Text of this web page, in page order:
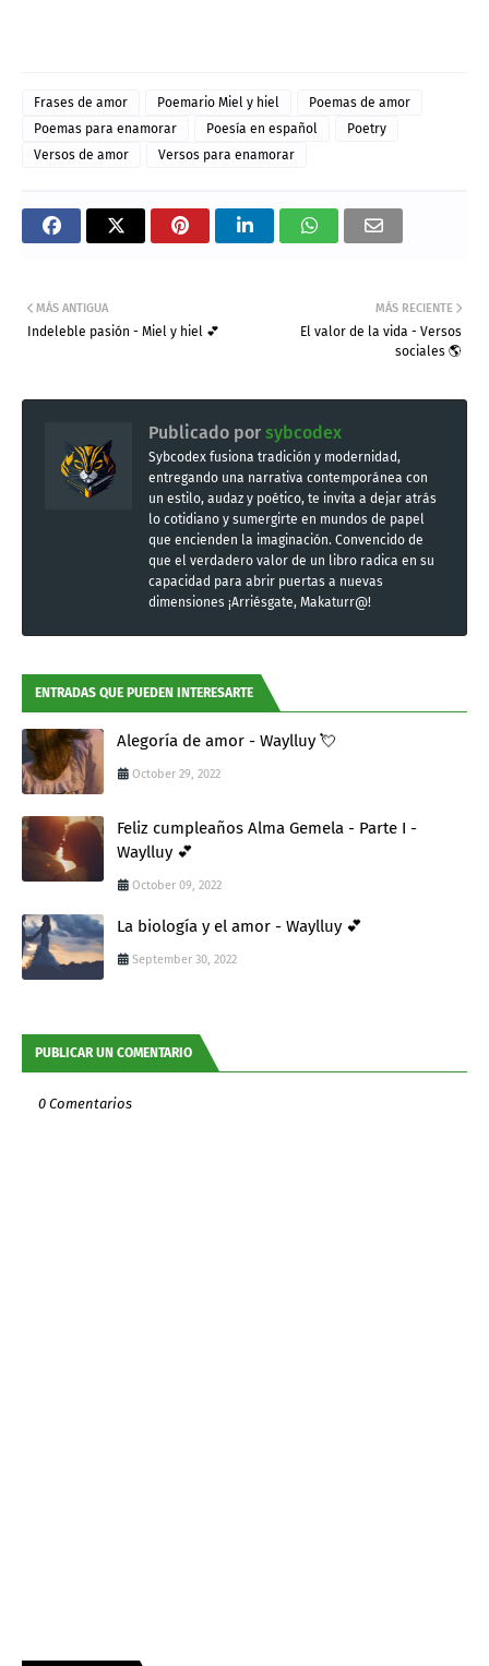
Frases de amor Poemario Miel y hiel
Poemas de amor
Poemas para enamorar
Poesía en español
Poetry
Versos de amor
Versos para enamorar
MÁS RECIENTE
El valor de la vida - Versos
sociales 🌎
MÁS ANTIGUA
Indeleble pasión - Miel y hiel 💕
Publicado por sybcodex
Sybcodex fusiona tradición y modernidad,
entregando una narrativa contemporánea con
un estilo, audaz y poético, te invita a dejar atrás
lo cotidiano y sumergirte en mundos de papel
que encienden la imaginación. Convencido de
que el verdadero valor de un libro radica en su
capacidad para abrir puertas a nuevas
dimensiones ¡Arriésgate, Makaturr@!
ENTRADAS QUE PUEDEN INTERESARTE
Alegoría de amor - Waylluy 💘
October 29, 2022
Feliz cumpleaños Alma Gemela - Parte I -
Waylluy 💕
October 09, 2022
La biología y el amor - Waylluy 💕
September 30, 2022
PUBLICAR UN COMENTARIO
0 Comentarios